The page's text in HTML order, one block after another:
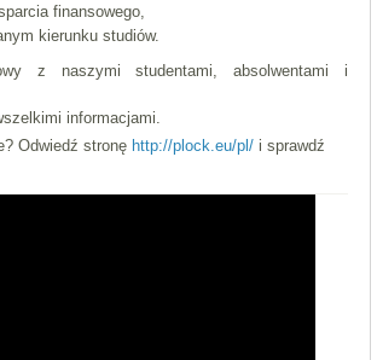
finansowego,
kierunku studiów.
z naszymi studentami, absolwentami i
informacjami.
Odwiedź stronę http://plock.eu/pl/ i sprawdź